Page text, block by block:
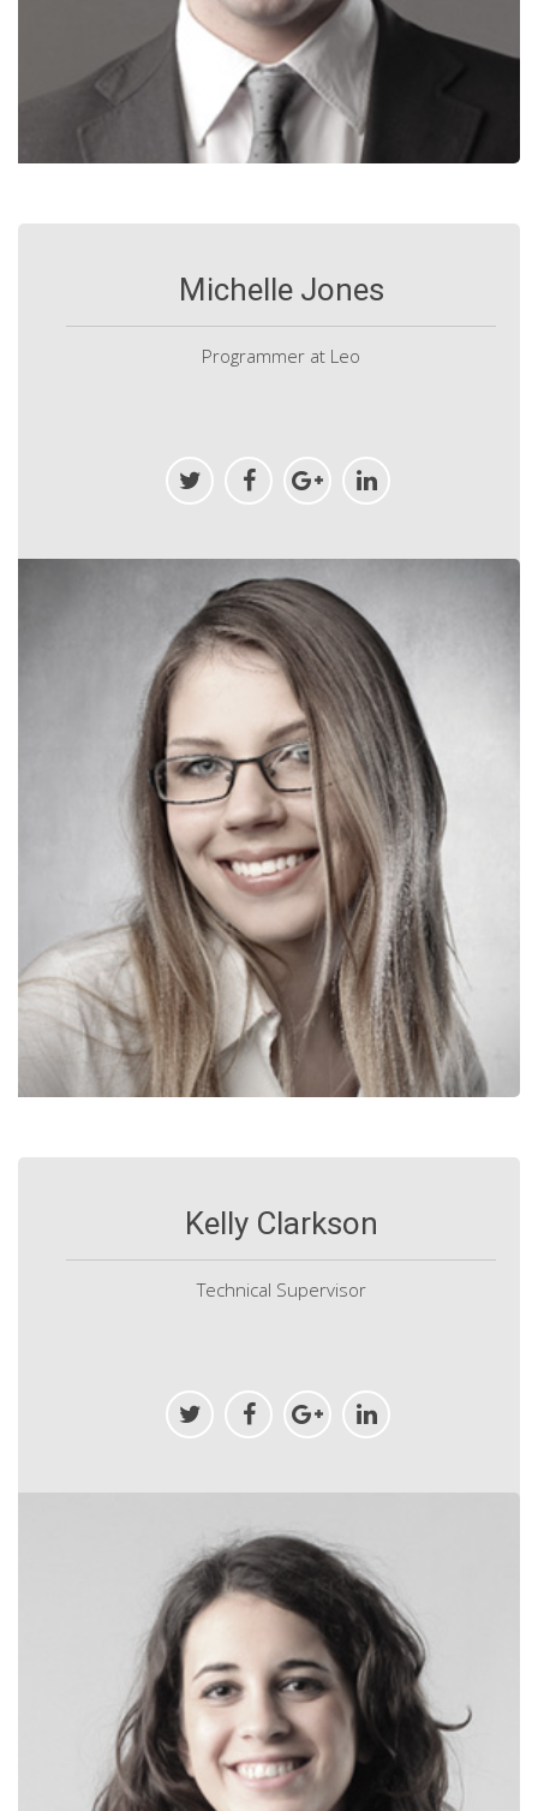
Michelle Jones
Programmer at Leo
Kelly Clarkson
Technical Supervisor